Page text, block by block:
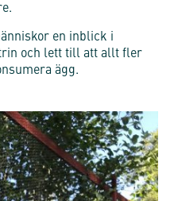
en inblick i
och lett till att allt fler
ägg.